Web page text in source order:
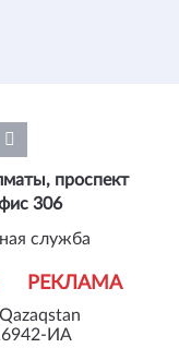
ИА
РЕКЛАМА
проспект
306
служба